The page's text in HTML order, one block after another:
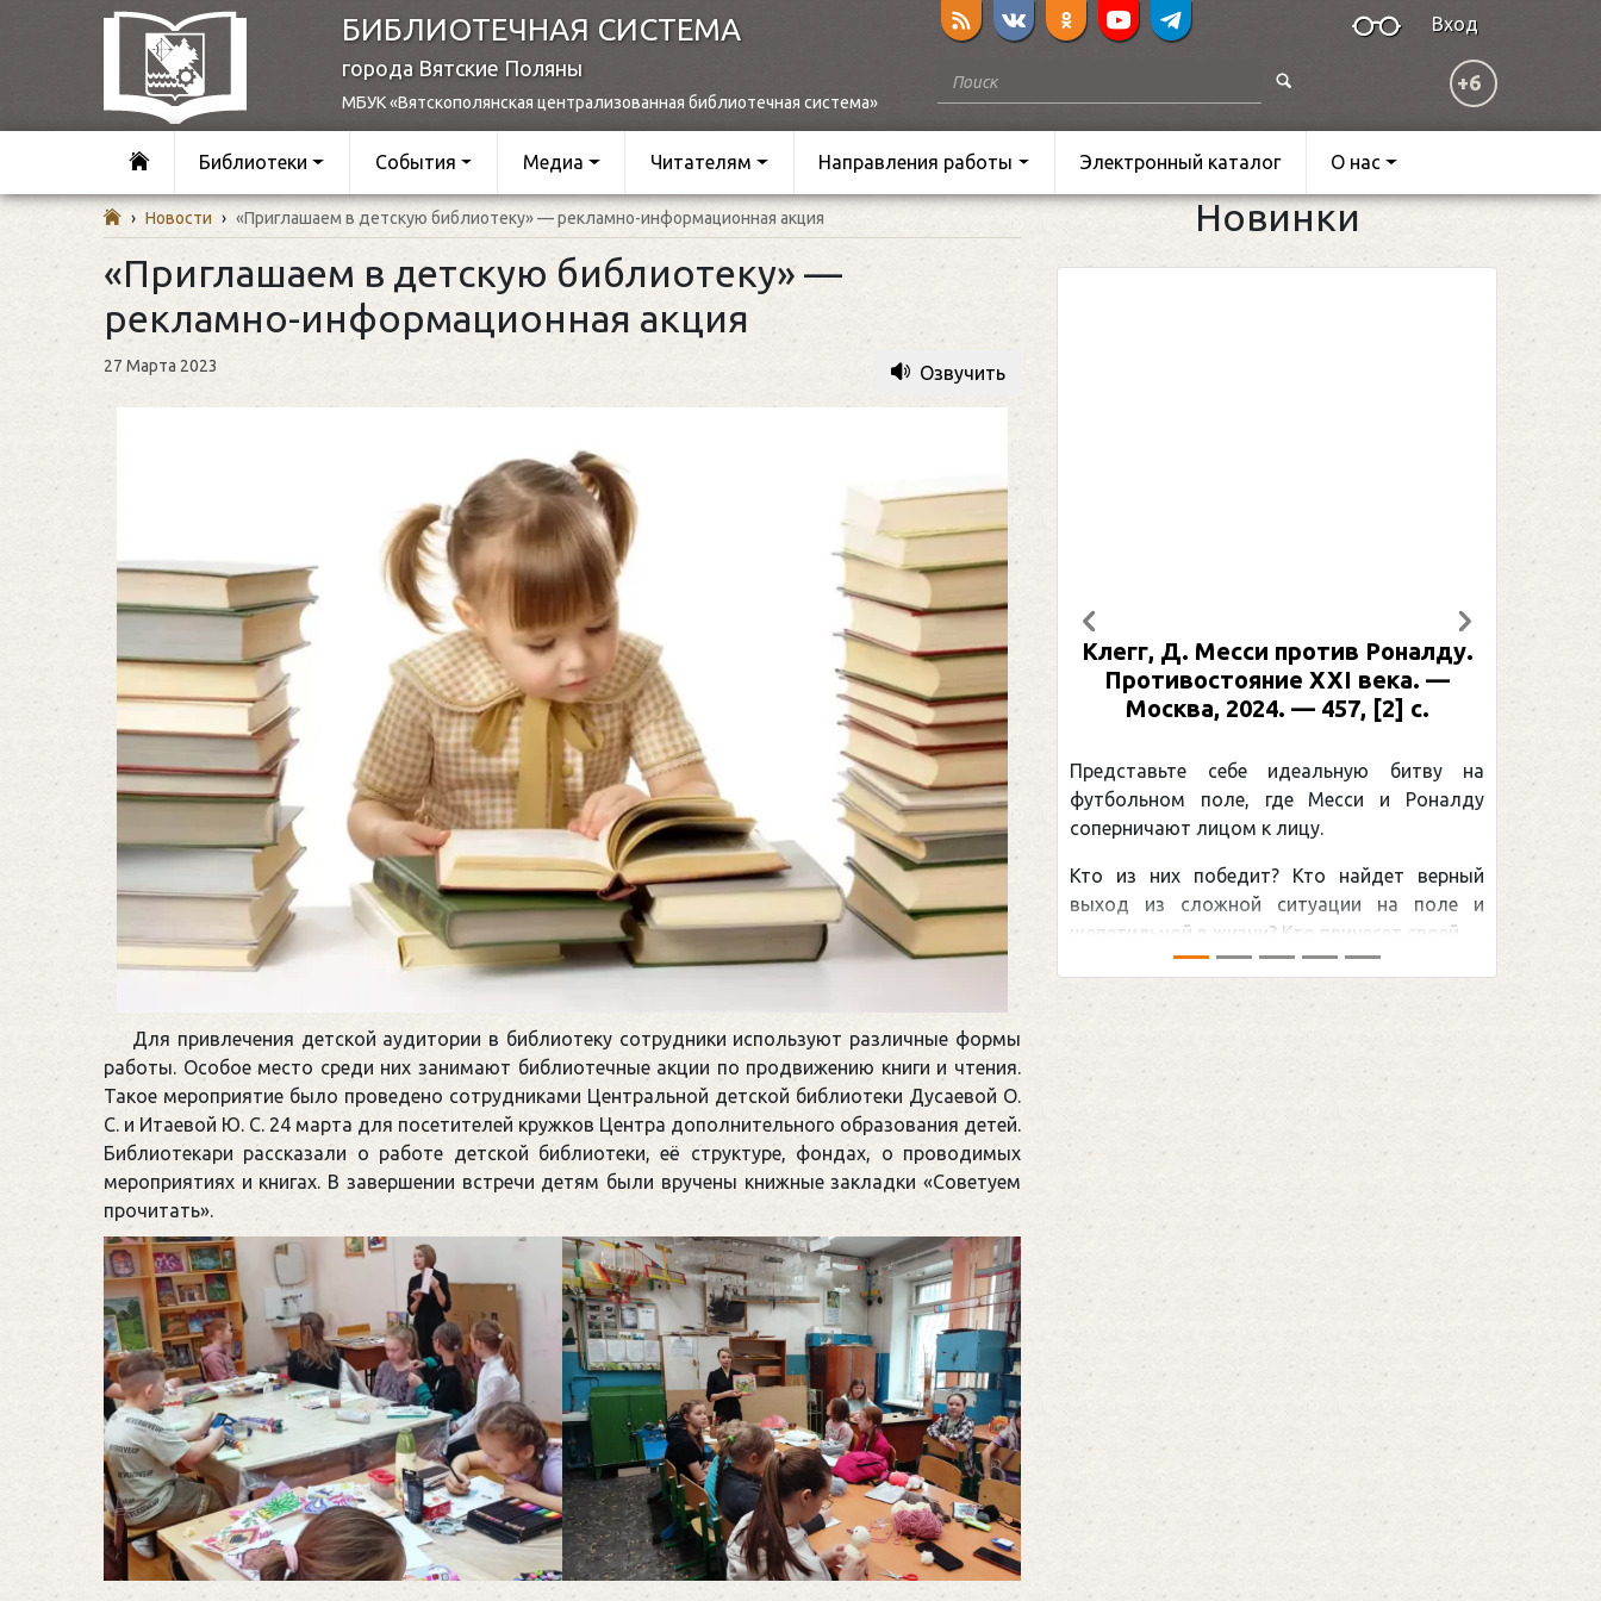
БИБЛИОТЕЧНАЯ СИСТЕМА
города Вятские Поляны
МБУК «Вятскополянская централизованная библиотечная система»
Вход
+6
Библиотеки События Медиа Читателям Направления работы Электронный каталог О нас
› Новости › «Приглашаем в детскую библиотеку» — рекламно-информационная акция
«Приглашаем в детскую библиотеку» —
рекламно-информационная акция
27 Марта 2023 Озвучить
Для привлечения детской аудитории в библиотеку сотрудники используют различные формы
работы. Особое место среди них занимают библиотечные акции по продвижению книги и чтения.
Такое мероприятие было проведено сотрудниками Центральной детской библиотеки Дусаевой О.
С. и Итаевой Ю. С. 24 марта для посетителей кружков Центра дополнительного образования детей.
Библиотекари рассказали о работе детской библиотеки, её структуре, фондах, о проводимых
мероприятиях и книгах. В завершении встречи детям были вручены книжные закладки «Советуем
прочитать».
Новинки
Клегг, Д. Месси против Роналду.
Противостояние XXI века. —
Москва, 2024. — 457, [2] с.
Представьте себе идеальную битву на
футбольном поле, где Месси и Роналду
соперничают лицом к лицу.
Кто из них победит? Кто найдет верный
выход из сложной ситуации на поле и
щепетильной в жизни? Кто принесет своей ...
Предыдущий Следующий